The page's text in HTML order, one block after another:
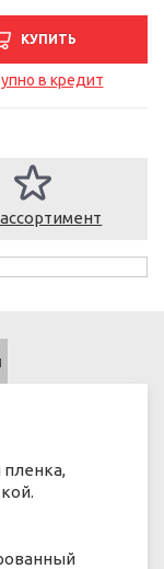
КУПИТЬ
в кредит